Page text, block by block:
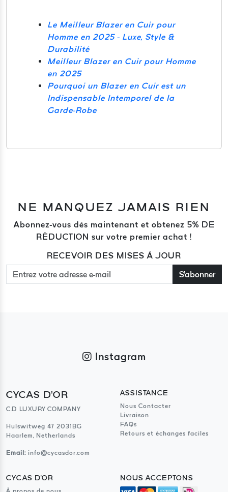
Le Meilleur Blazer en Cuir pour
Homme en 2025 - Luxe, Style &
Durabilité
Meilleur Blazer en Cuir pour Homme
en 2025
Pourquoi un Blazer en Cuir est un
Indispensable Intemporel de la
Garde-Robe
NE MANQUEZ JAMAIS RIEN
Abonnez-vous dès maintenant et obtenez 5% DE
RÉDUCTION sur votre premier achat !
RECEVOIR DES MISES À JOUR
S'abonner
Instagram
CYCAS D'OR
C.D LUXURY COMPANY
Hulswitweg 47 2031BG
Haarlem, Netherlands
Email: info@cycasdor.com
ASSISTANCE
Nous Contacter
Livraison
FAQs
Retours et échanges faciles
CYCAS D'OR NOUS ACCEPTONS